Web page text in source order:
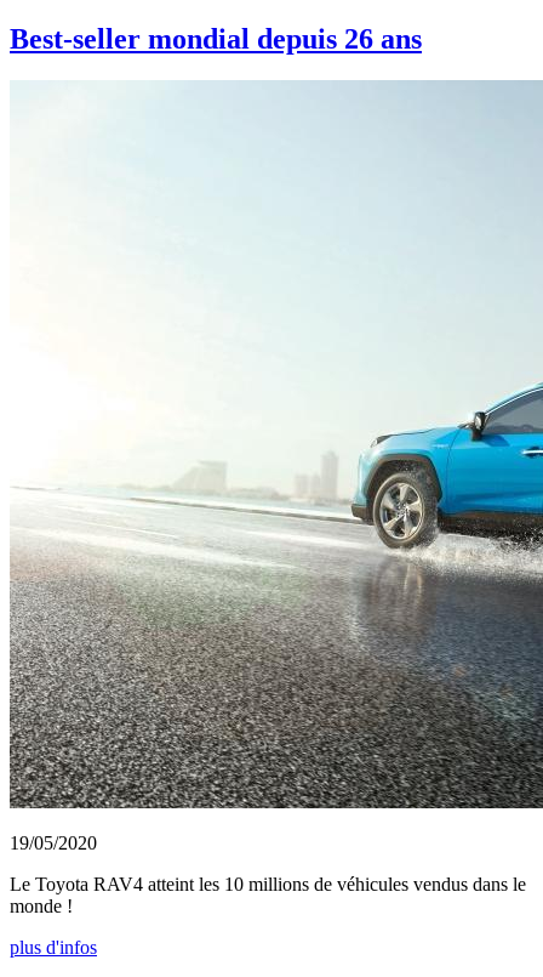
Best-seller mondial depuis 26 ans
19/05/2020
Le Toyota RAV4 atteint les 10 millions de véhicules vendus dans le
monde !
plus d'infos